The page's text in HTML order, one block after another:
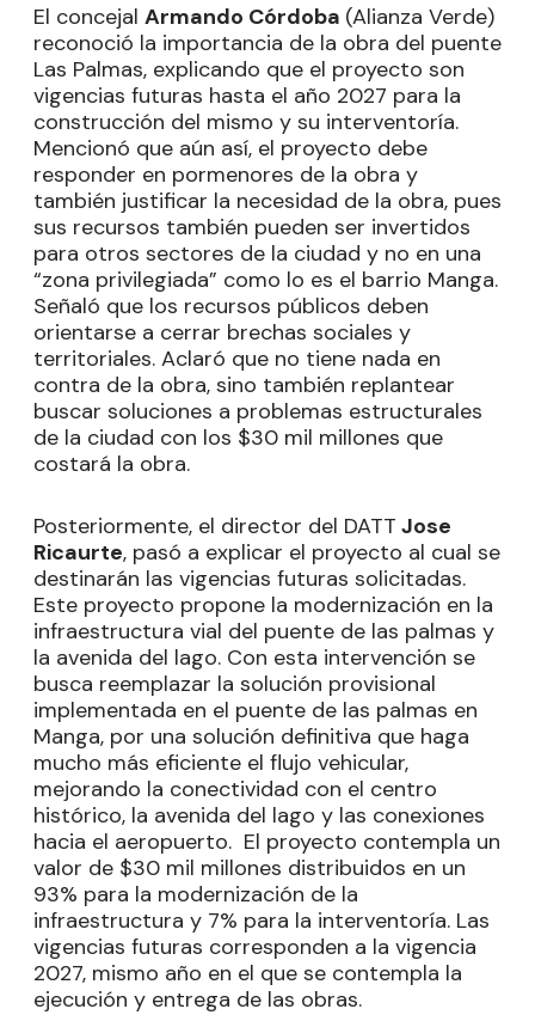
El concejal Armando Córdoba (Alianza Verde)
reconoció la importancia de la obra del puente
Las Palmas, explicando que el proyecto son
vigencias futuras hasta el año 2027 para la
construcción del mismo y su interventoría.
Mencionó que aún así, el proyecto debe
responder en pormenores de la obra y
también justificar la necesidad de la obra, pues
sus recursos también pueden ser invertidos
para otros sectores de la ciudad y no en una
“zona privilegiada” como lo es el barrio Manga.
Señaló que los recursos públicos deben
orientarse a cerrar brechas sociales y
territoriales. Aclaró que no tiene nada en
contra de la obra, sino también replantear
buscar soluciones a problemas estructurales
de la ciudad con los $30 mil millones que
costará la obra.
Posteriormente, el director del DATT Jose
Ricaurte, pasó a explicar el proyecto al cual se
destinarán las vigencias futuras solicitadas.
Este proyecto propone la modernización en la
infraestructura vial del puente de las palmas y
la avenida del lago. Con esta intervención se
busca reemplazar la solución provisional
implementada en el puente de las palmas en
Manga, por una solución definitiva que haga
mucho más eficiente el flujo vehicular,
mejorando la conectividad con el centro
histórico, la avenida del lago y las conexiones
hacia el aeropuerto. El proyecto contempla un
valor de $30 mil millones distribuidos en un
93% para la modernización de la
infraestructura y 7% para la interventoría. Las
vigencias futuras corresponden a la vigencia
2027, mismo año en el que se contempla la
ejecución y entrega de las obras.